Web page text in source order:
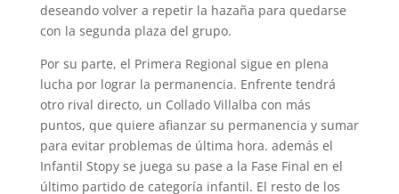
deseando volver a repetir la hazaña para quedarse
con la segunda plaza del grupo.
Por su parte, el Primera Regional sigue en plena
lucha por lograr la permanencia. Enfrente tendrá
otro rival directo, un Collado Villalba con más
puntos, que quiere afianzar su permanencia y sumar
para evitar problemas de última hora. además el
Infantil Stopy se juega su pase a la Fase Final en el
último partido de categoría infantil. El resto de los